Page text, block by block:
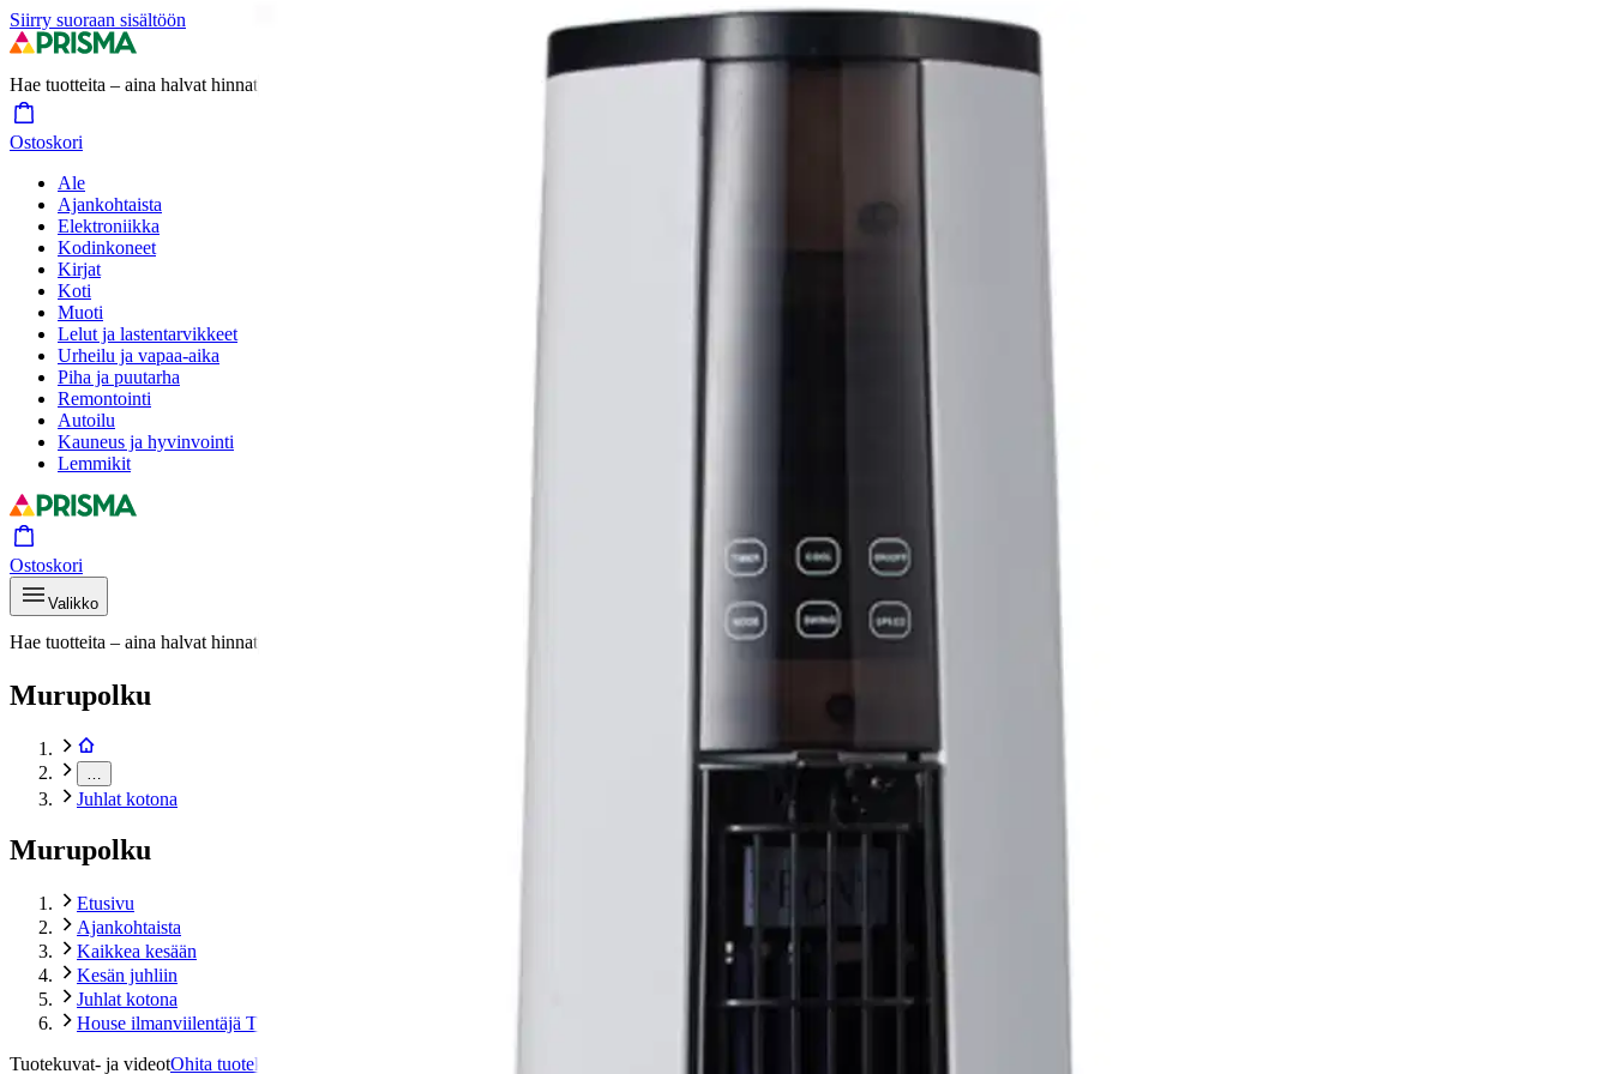
Siirry suoraan sisältöön
Hae tuotteita – aina halvat hinnat
Ostoskori
Ale
Ajankohtaista
Elektroniikka
Kodinkoneet
Kirjat
Koti
Muoti
Lelut ja lastentarvikkeet
Urheilu ja vapaa-aika
Piha ja puutarha
Remontointi
Autoilu
Kauneus ja hyvinvointi
Lemmikit
Ostoskori
Valikko
Hae tuotteita – aina halvat hinnat
Murupolku
Juhlat kotona
Murupolku
Etusivu
Ajankohtaista
Kaikkea kesään
Kesän juhliin
Juhlat kotona
House ilmanviilentäjä TFM0325
Tuotekuvat- ja videotOhita tuotekuva